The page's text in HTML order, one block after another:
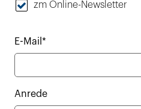
zm Online-Newsletter
E-Mail*
Anrede